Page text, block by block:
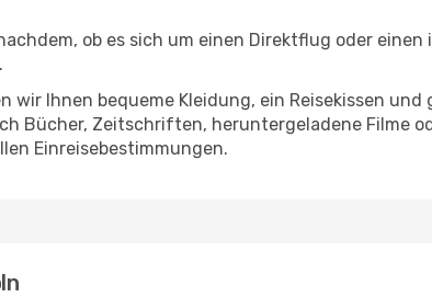
ob es sich um einen Direktflug oder
Ihnen bequeme Kleidung, ein Reisekissen
Bücher, Zeitschriften, heruntergeladene Filme
Einreisebestimmungen.